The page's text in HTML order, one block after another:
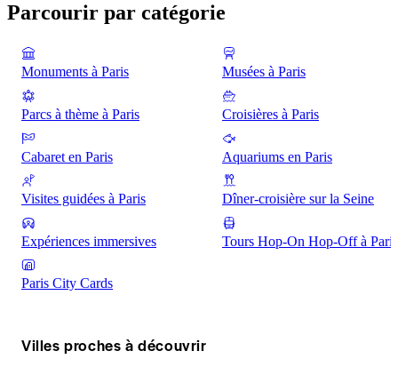
Parcourir par catégorie
Monuments à Paris Musées à Paris
Parcs à thème à Paris Croisières à Paris
Cabaret en Paris Aquariums en Paris
Visites guidées à Paris Dîner-croisière sur la Seine
Expériences immersives Tours Hop-On Hop-Off à Paris
Paris City Cards
Villes proches à découvrir